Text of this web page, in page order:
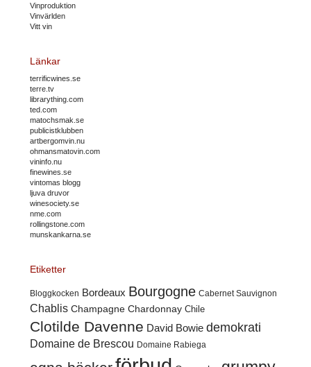
Vinproduktion
Vinvärlden
Vitt vin
Länkar
terrificwines.se
terre.tv
librarything.com
ted.com
matochsmak.se
publicistklubben
artbergomvin.nu
ohmansmatovin.com
vininfo.nu
finewines.se
vintomas blogg
ljuva druvor
winesociety.se
nme.com
rollingstone.com
munskankarna.se
Etiketter
Bloggkocken Bordeaux Bourgogne Cabernet Sauvignon
Chablis Champagne Chardonnay Chile
Clotilde Davenne David Bowie demokrati
Domaine de Brescou Domaine Rabiega